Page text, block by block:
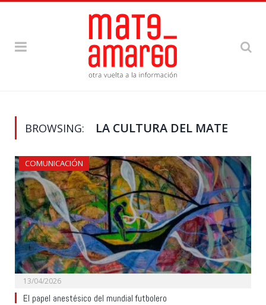
BROWSING: LA CULTURA DEL MATE
COMUNICACIÓN
13/04/2026
El papel anestésico del mundial futbolero